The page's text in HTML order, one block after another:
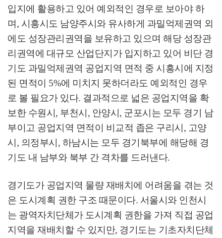
입지에 활용하고 있어 예외적인 경우로 보아야 하
며 , 시흥시도 남양주시와 유사하게 과밀억제권역 외
에도 성장관리권역을 보유하고 있으며 해당 성장관
리권역에 대규모 산업단지가 입지하고 있어 비단 경
기도 과밀억제권역 공업지역 면적 중 시흥시에 지정
된 면적이 5%에 미치지 못하더라도 예외적인 경우
로 볼 필요가 있다. 결과적으로 넓은 공업지역을 확
보한 수원시 , 부천시 , 안양시 , 군포시는 모두 경기 남
부이고 공업지역 면적이 비교적 좁은 구리시 , 고양
시 , 의정부시 , 하남시는 모두 경기북부에 해당해 경
기도 내 남부와 북부 간 격차를 드러낸다.
경기도가 공업지역 물량 재배치에 어려움을 겪는 것
은 도시계획 권한 구조 때문이다. 서울시와 인천시
는 광역자치단체가 도시계획 권한을 가져 직접 공업
지역을 재배치할 수 있지만, 경기도는 기초자치단체